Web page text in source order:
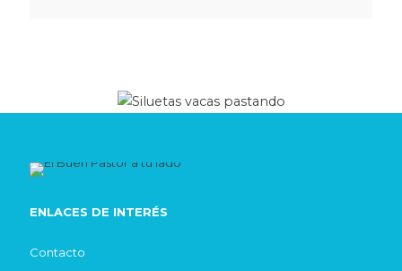
ENLACES DE INTERÉS
Contacto